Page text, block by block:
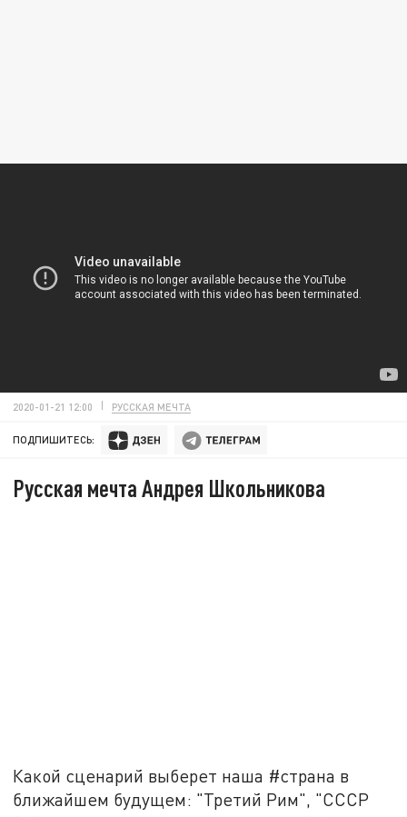
2020-01-21 12:00 РУССКАЯ МЕЧТА
ПОДПИШИТЕСЬ:
Русская мечта Андрея Школьникова
Какой сценарий выберет наша #страна в
ближайшем будущем: "Третий Рим", "СССР